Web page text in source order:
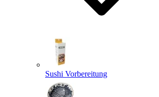
Sushi Vorbereitung